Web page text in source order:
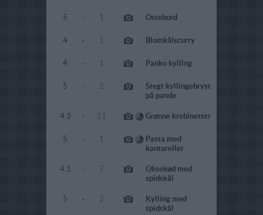
5 - 1 Ostebord
4 - 1 Blomkålscurry
4 - 1 Panko kylling
5 - 2
Stegt kyllingebryst
på pande
4.3 - 21 Grønne krebinetter
5 - 1
Pasta med
kantareller
4.1 - 7
Oksekød med
spidskål
5 - 2
Kylling med
spidskål